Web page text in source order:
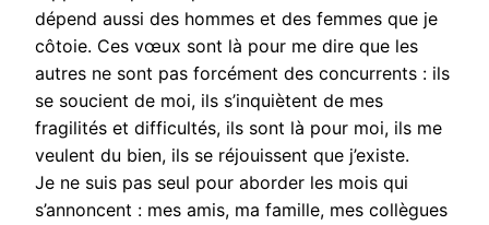
dépend aussi des hommes et des femmes que je
côtoie. Ces vœux sont là pour me dire que les
autres ne sont pas forcément des concurrents : ils
se soucient de moi, ils s’inquiètent de mes
fragilités et difficultés, ils sont là pour moi, ils me
veulent du bien, ils se réjouissent que j’existe.
Je ne suis pas seul pour aborder les mois qui
s’annoncent : mes amis, ma famille, mes collègues